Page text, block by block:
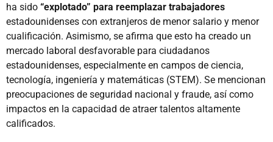
ha sido “explotado” para reemplazar trabajadores
estadounidenses con extranjeros de menor salario y menor
cualificación. Asimismo, se afirma que esto ha creado un
mercado laboral desfavorable para ciudadanos
estadounidenses, especialmente en campos de ciencia,
tecnología, ingeniería y matemáticas (STEM). Se mencionan
preocupaciones de seguridad nacional y fraude, así como
impactos en la capacidad de atraer talentos altamente
calificados.